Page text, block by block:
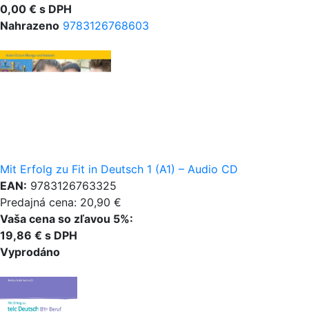
0,00 € s DPH
Nahrazeno 9783126768603
Mit Erfolg zu Fit in Deutsch 1 (A1) – Audio CD
EAN: 9783126763325
Predajná cena: 20,90 €
Vaša cena so zľavou 5%:
19,86 € s DPH
Vyprodáno